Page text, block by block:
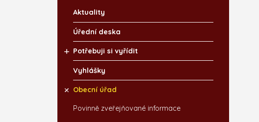
Aktuality
Úřední deska
Potřebuji si vyřídit
Vyhlášky
Obecní úřad
Povinně zveřejňované informace